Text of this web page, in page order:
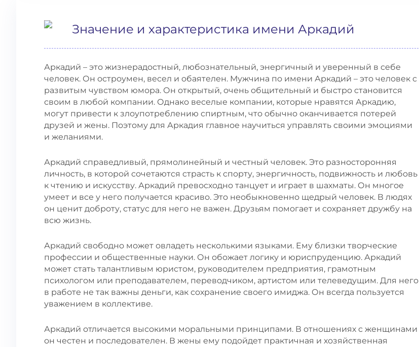
Значение и характеристика имени Аркадий
Аркадий – это жизнерадостный, любознательный, энергичный и уверенный в себе
человек. Он остроумен, весел и обаятелен. Мужчина по имени Аркадий – это человек с
развитым чувством юмора. Он открытый, очень общительный и быстро становится
своим в любой компании. Однако веселые компании, которые нравятся Аркадию,
могут привести к злоупотреблению спиртным, что обычно оканчивается потерей
друзей и жены. Поэтому для Аркадия главное научиться управлять своими эмоциями
и желаниями.
Аркадий справедливый, прямолинейный и честный человек. Это разносторонняя
личность, в которой сочетаются страсть к спорту, энергичность, подвижность и любовь
к чтению и искусству. Аркадий превосходно танцует и играет в шахматы. Он многое
умеет и все у него получается красиво. Это необыкновенно щедрый человек. В людях
он ценит доброту, статус для него не важен. Друзьям помогает и сохраняет дружбу на
всю жизнь.
Аркадий свободно может овладеть несколькими языками. Ему близки творческие
профессии и общественные науки. Он обожает логику и юриспруденцию. Аркадий
может стать талантливым юристом, руководителем предприятия, грамотным
психологом или преподавателем, переводчиком, артистом или телеведущим. Для него
в работе не так важны деньги, как сохранение своего имиджа. Он всегда пользуется
уважением в коллективе.
Аркадий отличается высокими моральными принципами. В отношениях с женщинами
он честен и последователен. В жены ему подойдет практичная и хозяйственная